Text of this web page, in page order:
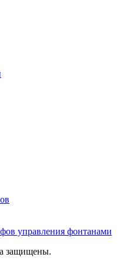
управления фонтанами
защищены.